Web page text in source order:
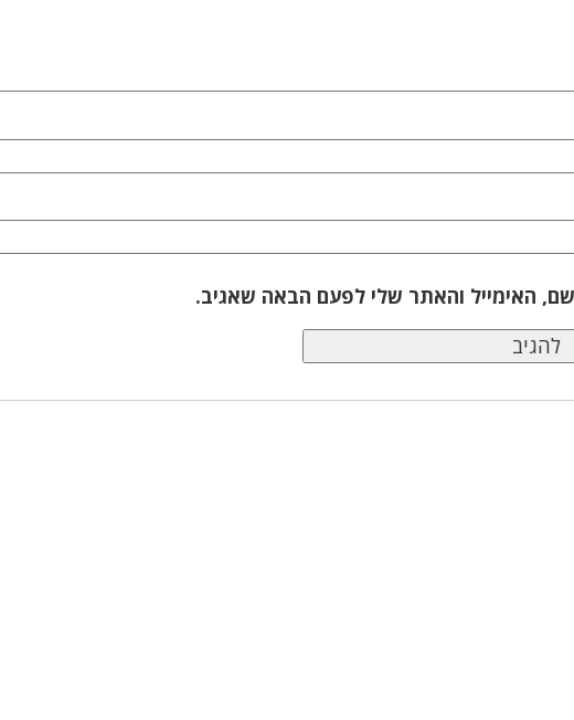
האימייל והאתר שלי לפעם הבאה שאגיב.